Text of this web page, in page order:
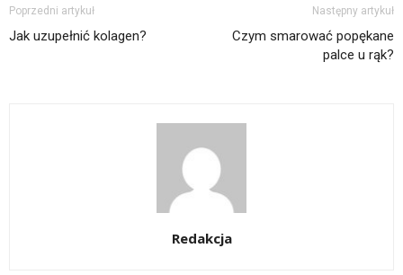
Poprzedni artykuł
Jak uzupełnić kolagen?
Następny artykuł
Czym smarować popękane
palce u rąk?
Redakcja